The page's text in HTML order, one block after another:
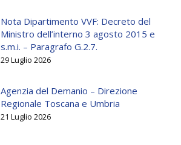
Nota Dipartimento VVF: Decreto del
Ministro dell’interno 3 agosto 2015 e
s.m.i. – Paragrafo G.2.7.
29 Luglio 2026
Agenzia del Demanio – Direzione
Regionale Toscana e Umbria
21 Luglio 2026